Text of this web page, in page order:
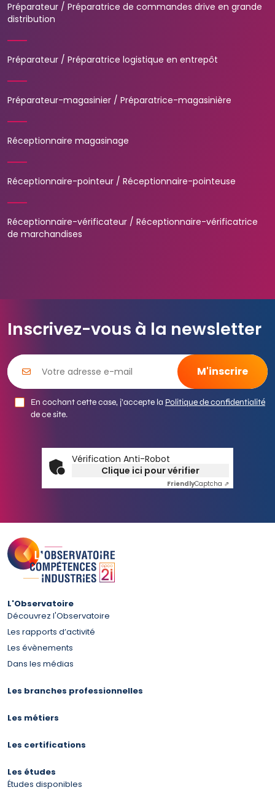
Préparateur / Préparatrice de commandes drive en grande
distribution
Préparateur / Préparatrice logistique en entrepôt
Préparateur-magasinier / Préparatrice-magasinière
Réceptionnaire magasinage
Réceptionnaire-pointeur / Réceptionnaire-pointeuse
Réceptionnaire-vérificateur / Réceptionnaire-vérificatrice
de marchandises
Inscrivez-vous à la newsletter
En cochant cette case, j’accepte la Politique de confidentialité
de ce site.
Vérification Anti-Robot
Clique ici pour vérifier
FriendlyCaptcha ⇗
L'Observatoire
Découvrez l'Observatoire
Les rapports d’activité
Les évènements
Dans les médias
Les branches professionnelles
Les métiers
Les certifications
Les études
Études disponibles